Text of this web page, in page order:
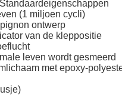
(1 miljoen cycli)
ontwerp
van de kleppositie
leven wordt gesmeerd
met epoxy-